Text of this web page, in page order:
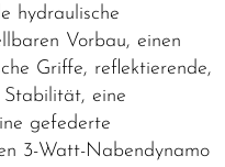
hydraulische
Vorbau, einen
Griffe, reflektierende,
eine
gefederte
3-Watt-Nabendynamo